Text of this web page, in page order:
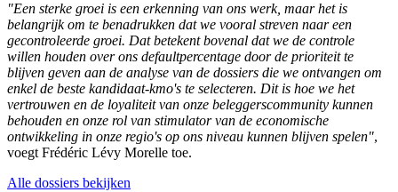
"Een sterke groei is een erkenning van ons werk, maar het is
belangrijk om te benadrukken dat we vooral streven naar een
gecontroleerde groei. Dat betekent bovenal dat we de controle
willen houden over ons defaultpercentage door de prioriteit te
blijven geven aan de analyse van de dossiers die we ontvangen om
enkel de beste kandidaat-kmo's te selecteren. Dit is hoe we het
vertrouwen en de loyaliteit van onze beleggerscommunity kunnen
behouden en onze rol van stimulator van de economische
ontwikkeling in onze regio's op ons niveau kunnen blijven spelen",
voegt Frédéric Lévy Morelle toe.
Alle dossiers bekijken